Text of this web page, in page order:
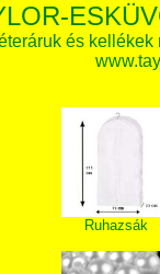
és
Ruhazsák